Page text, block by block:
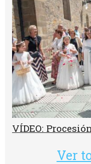
VÍDEO:
Ver